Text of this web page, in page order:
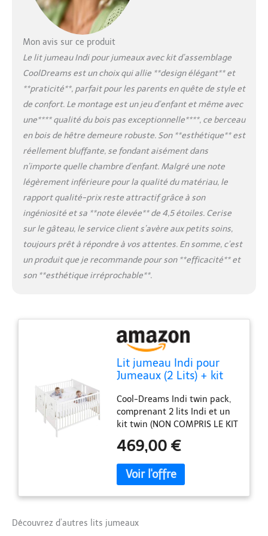
des roues : 6cm Nous
utilisons du bois de hêtre et
polyuréthane afin que votre
bébé n'ingère pas d'éléments
toxiques lorsqu'il mordille le
lit. Conforme à la norme
européenne UNE EN 716-1 /
2:2018 (+AC:2019). UNE EN
716-2 / 2:2018.
Mon avis sur ce produit
Le lit jumeau Indi pour jumeaux avec kit d’assemblage
CoolDreams est un choix qui allie **design élégant** et
**praticité**, parfait pour les parents en quête de style et
de confort. Le montage est un jeu d’enfant et même avec
une**** qualité du bois pas exceptionnelle****, ce berceau
en bois de hêtre demeure robuste. Son **esthétique** est
réellement bluffante, se fondant aisément dans
n’importe quelle chambre d’enfant. Malgré une note
légèrement inférieure pour la qualité du matériau, le
rapport qualité-prix reste attractif grâce à son
ingéniosité et sa **note élevée** de 4,5 étoiles. Cerise
sur le gâteau, le service client s’avère aux petits soins,
toujours prêt à répondre à vos attentes. En somme, c’est
un produit que je recommande pour son **efficacité** et
son **esthétique irréprochable**.
Lit jumeau Indi pour
Jumeaux (2 Lits) + kit
Les Deux Lits
CoolDreams
Cool-Dreams Indi twin pack,
comprenant 2 lits Indi et un
kit twin (NON COMPRIS LE KIT
en lit jumeau, nous
enlèverons l'un des côtés de
chaque lit et l'assemblerons
avec le kit jumeau. Le tissu
du kit jumeau dépend du
disposons actuellement. 5
469,00 €
Découvrez d’autres lits jumeaux